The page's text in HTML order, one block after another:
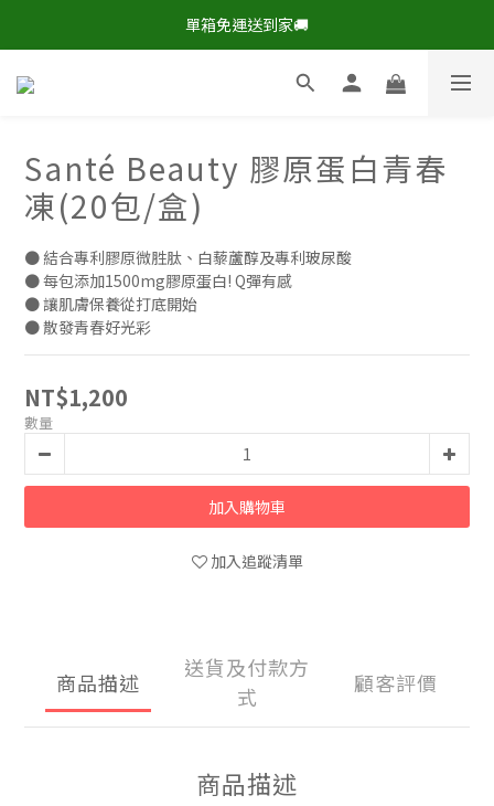
現在下單，即享8折🔥優惠特價>
單箱免運送到家🚚
現在下單，即享8折🔥優惠特價>
Santé Beauty 膠原蛋白青春
凍(20包/盒)
● 結合專利膠原微胜肽、白藜蘆醇及專利玻尿酸
● 每包添加1500mg膠原蛋白! Q彈有感
● 讓肌膚保養從打底開始
● 散發青春好光彩
NT$1,200
數量
加入購物車
加入追蹤清單
商品描述
送貨及付款方
式
顧客評價
商品描述